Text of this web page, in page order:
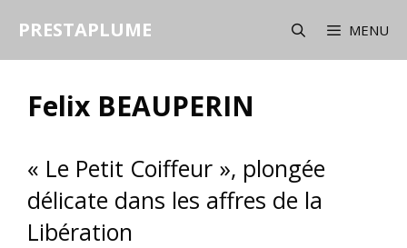
PRESTAPLUME MENU
Felix BEAUPERIN
« Le Petit Coiffeur », plongée
délicate dans les affres de la
Libération